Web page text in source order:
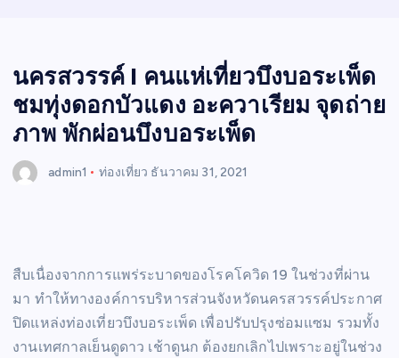
นครสวรรค์ I คนแห่เที่ยวบึงบอระเพ็ด
ชมทุ่งดอกบัวแดง อะควาเรียม จุดถ่าย
ภาพ พักผ่อนบึงบอระเพ็ด
admin1 ท่องเที่ยว ธันวาคม 31, 2021
สืบเนื่องจากการแพร่ระบาดของโรคโควิด 19 ในช่วงที่ผ่าน
มา ทำให้ทางองค์การบริหารส่วนจังหวัดนครสวรรค์ประกาศ
ปิดแหล่งท่องเที่ยวบึงบอระเพ็ด เพื่อปรับปรุงซ่อมแซม รวมทั้ง
งานเทศกาลเย็นดูดาว เช้าดูนก ต้องยกเลิกไปเพราะอยู่ในช่วง